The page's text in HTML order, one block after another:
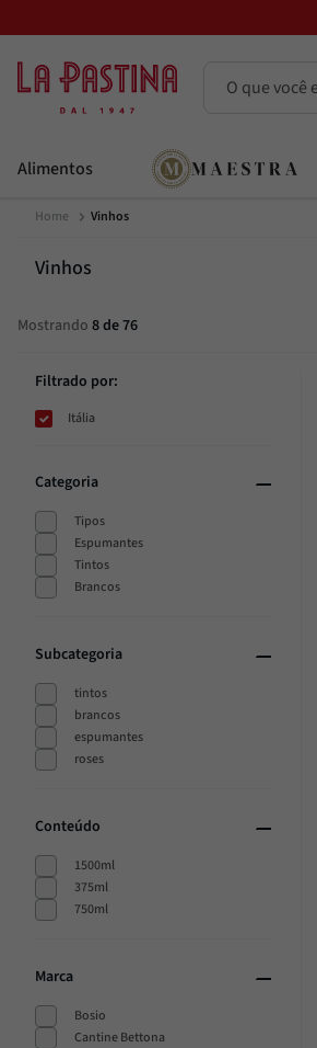
Alimentos
Vinhos
Vinhos
Mostrando 8 de 76
Filtrado por:
Itália
Categoria
Tipos
Espumantes
Tintos
Brancos
Subcategoria
tintos
brancos
espumantes
roses
Conteúdo
1500ml
375ml
750ml
Marca
Bosio
Cantine Bettona